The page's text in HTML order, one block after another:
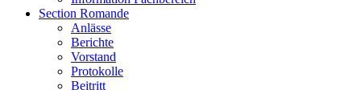
Section Romande
Anlässe
Berichte
Vorstand
Protokolle
Beitritt